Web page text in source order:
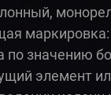
по значению
элемент